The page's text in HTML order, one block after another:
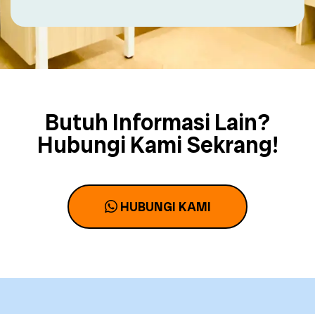
Butuh Informasi Lain?
Hubungi Kami Sekrang!
HUBUNGI KAMI